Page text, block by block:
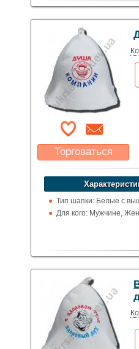
Торговаться
Какая цена Вас
устроит?
Указать цену
Тип шапки: Белые с
Для кого: Мужчине,